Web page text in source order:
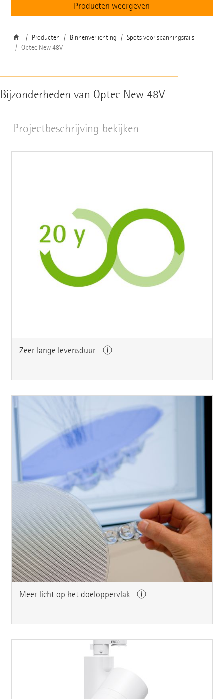
Producten weergeven
Producten Binnenverlichting
Spots voor spanningsrails
Optec New 48V
Bijzonderheden van Optec New 48V
Projectbeschrijving bekijken
Zeer lange levensduur
Meer licht op het doeloppervlak